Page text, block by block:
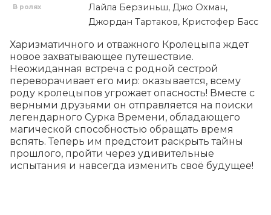
В ролях
Лайла Берзиньш, Джо Охман,
Джордан Тартаков, Кристофер Басс
Харизматичного и отважного Кролецыпа ждет
новое захватывающее путешествие.
Неожиданная встреча с родной сестрой
переворачивает его мир: оказывается, всему
роду кролецыпов угрожает опасность! Вместе с
верными друзьями он отправляется на поиски
легендарного Сурка Времени, обладающего
магической способностью обращать время
вспять. Теперь им предстоит раскрыть тайны
прошлого, пройти через удивительные
испытания и навсегда изменить своё будущее!